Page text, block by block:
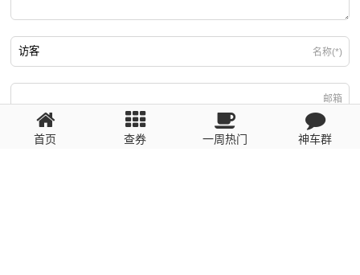
名称(*)
邮箱
回复需填写必要信息
首页 查券 一周热门 神车群